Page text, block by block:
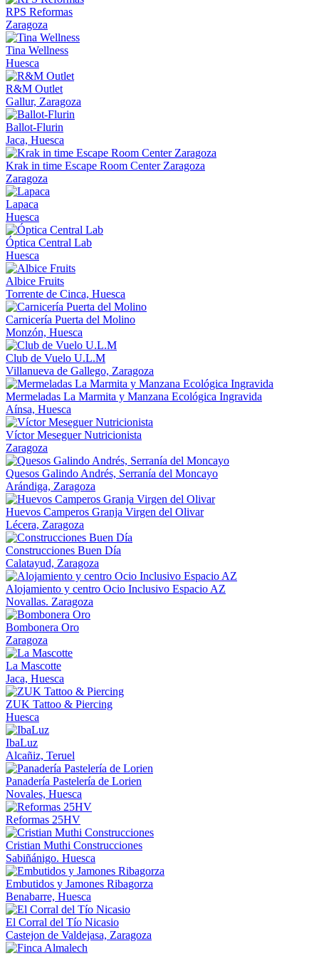
RPS Reformas
Zaragoza
Tina Wellness
Huesca
R&M Outlet
Gallur, Zaragoza
Ballot-Flurin
Jaca, Huesca
Krak in time Escape Room Center Zaragoza
Zaragoza
Lapaca
Huesca
Óptica Central Lab
Huesca
Albice Fruits
Torrente de Cinca, Huesca
Carnicería Puerta del Molino
Monzón, Huesca
Club de Vuelo U.L.M
Villanueva de Gallego, Zaragoza
Mermeladas La Marmita y Manzana Ecológica Ingravida
Aínsa, Huesca
Víctor Meseguer Nutricionista
Zaragoza
Quesos Galindo Andrés, Serranía del Moncayo
Arándiga, Zaragoza
Huevos Camperos Granja Virgen del Olivar
Lécera, Zaragoza
Construcciones Buen Día
Calatayud, Zaragoza
Alojamiento y centro Ocio Inclusivo Espacio AZ
Novallas. Zaragoza
Bombonera Oro
Zaragoza
La Mascotte
Jaca, Huesca
ZUK Tattoo & Piercing
Huesca
IbaLuz
Alcañiz, Teruel
Panadería Pastelería de Lorien
Novales, Huesca
Reformas 25HV
Cristian Muthi Construcciones
Sabiñánigo. Huesca
Embutidos y Jamones Ribagorza
Benabarre, Huesca
El Corral del Tío Nicasio
Castejon de Valdejasa, Zaragoza